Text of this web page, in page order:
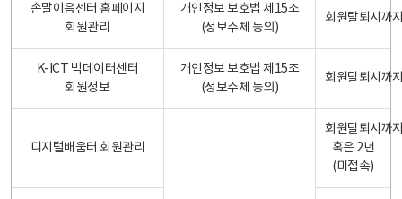
손말이음센터 홈페이지
회원관리
개인정보 보호법 제15조
(정보주체 동의)
회원탈퇴시까
K-ICT 빅데이터센터
회원정보
개인정보 보호법 제15조
(정보주체 동의)
회원탈퇴시까
디지털배움터 회원관리
회원탈퇴시까
혹은 2년
(미접속)